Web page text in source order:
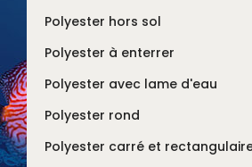
Polyester hors sol
Polyester à enterrer
Polyester avec lame d'eau
Polyester rond
Polyester carré et